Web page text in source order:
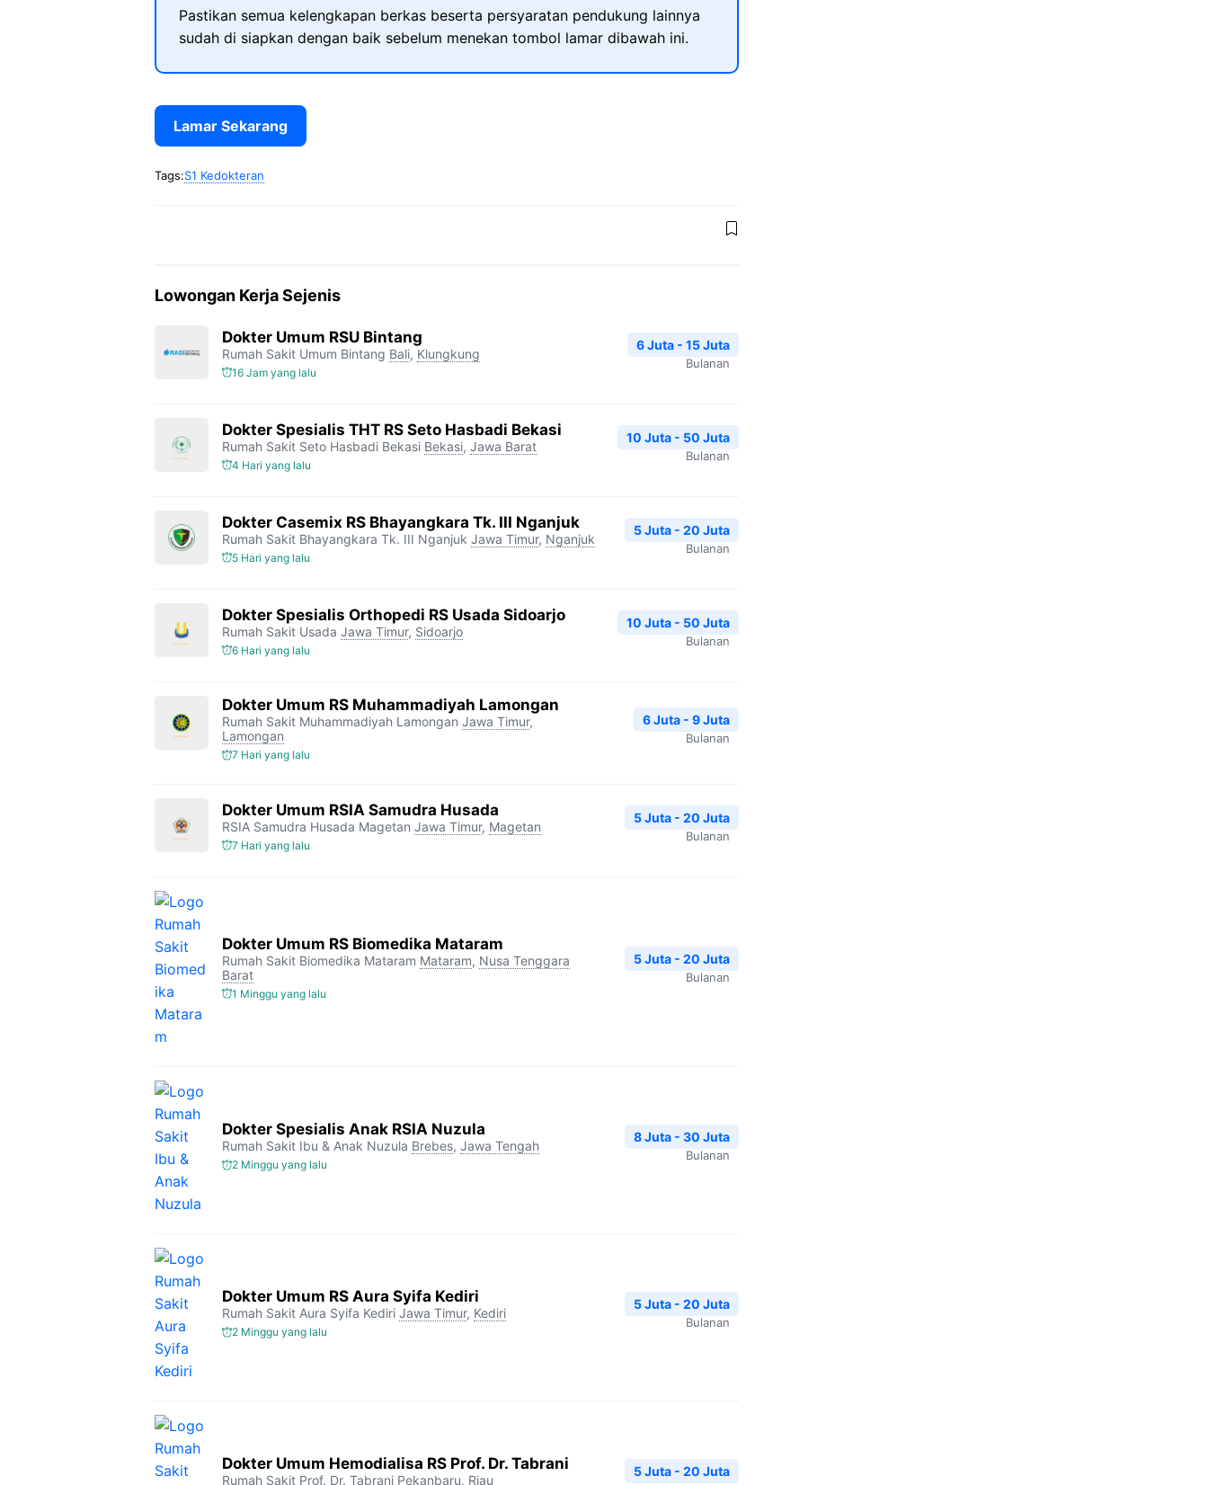
Pastikan semua kelengkapan berkas beserta persyaratan pendukung lainnya
sudah di siapkan dengan baik sebelum menekan tombol lamar dibawah ini.
Lamar Sekarang
Tags:S1 Kedokteran
Lowongan Kerja Sejenis
Dokter Umum RSU Bintang
Rumah Sakit Umum Bintang Bali, Klungkung
16 Jam yang lalu
6 Juta - 15 Juta
Bulanan
Dokter Spesialis THT RS Seto Hasbadi Bekasi
Rumah Sakit Seto Hasbadi Bekasi Bekasi, Jawa Barat
4 Hari yang lalu
10 Juta - 50 Juta
Bulanan
Dokter Casemix RS Bhayangkara Tk. III Nganjuk
Rumah Sakit Bhayangkara Tk. III Nganjuk Jawa Timur, Nganjuk
5 Hari yang lalu
5 Juta - 20 Juta
Bulanan
Dokter Spesialis Orthopedi RS Usada Sidoarjo
Rumah Sakit Usada Jawa Timur, Sidoarjo
6 Hari yang lalu
10 Juta - 50 Juta
Bulanan
Dokter Umum RS Muhammadiyah Lamongan
Rumah Sakit Muhammadiyah Lamongan Jawa Timur,
Lamongan
7 Hari yang lalu
6 Juta - 9 Juta
Bulanan
Dokter Umum RSIA Samudra Husada
RSIA Samudra Husada Magetan Jawa Timur, Magetan
7 Hari yang lalu
5 Juta - 20 Juta
Bulanan
Dokter Umum RS Biomedika Mataram
Rumah Sakit Biomedika Mataram Mataram, Nusa Tenggara
Barat
1 Minggu yang lalu
5 Juta - 20 Juta
Bulanan
Dokter Spesialis Anak RSIA Nuzula
Rumah Sakit Ibu & Anak Nuzula Brebes, Jawa Tengah
2 Minggu yang lalu
8 Juta - 30 Juta
Bulanan
Dokter Umum RS Aura Syifa Kediri
Rumah Sakit Aura Syifa Kediri Jawa Timur, Kediri
2 Minggu yang lalu
5 Juta - 20 Juta
Bulanan
Dokter Umum Hemodialisa RS Prof. Dr. Tabrani
Rumah Sakit Prof. Dr. Tabrani Pekanbaru, Riau
5 Juta - 20 Juta